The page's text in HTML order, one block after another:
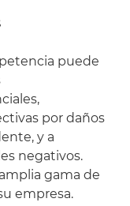
puede
por daños
y a
negativos.
gama de
empresa.